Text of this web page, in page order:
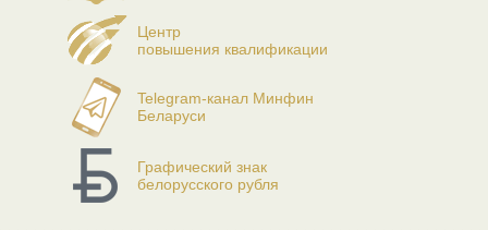
Центр
повышения квалификации
Telegram-канал Минфин
Беларуси
Графический знак
белорусского рубля